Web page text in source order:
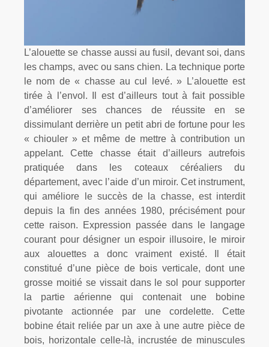
L’alouette se chasse aussi au fusil, devant soi, dans
les champs, avec ou sans chien. La technique porte
le nom de « chasse au cul levé. » L’alouette est
tirée à l’envol. Il est d’ailleurs tout à fait possible
d’améliorer ses chances de réussite en se
dissimulant derrière un petit abri de fortune pour les
« chiouler » et même de mettre à contribution un
appelant. Cette chasse était d’ailleurs autrefois
pratiquée dans les coteaux céréaliers du
département, avec l’aide d’un miroir. Cet instrument,
qui améliore le succès de la chasse, est interdit
depuis la fin des années 1980, précisément pour
cette raison. Expression passée dans le langage
courant pour désigner un espoir illusoire, le miroir
aux alouettes a donc vraiment existé. Il était
constitué d’une pièce de bois verticale, dont une
grosse moitié se vissait dans le sol pour supporter
la partie aérienne qui contenait une bobine
pivotante actionnée par une cordelette. Cette
bobine était reliée par un axe à une autre pièce de
bois, horizontale celle-là, incrustée de minuscules